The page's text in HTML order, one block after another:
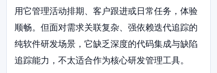
用它管理活动排期、客户跟进或日常任务，体验
顺畅。但面对需求关联复杂、强依赖迭代追踪的
纯软件研发场景，它缺乏深度的代码集成与缺陷
追踪能力，不太适合作为核心研发管理工具。